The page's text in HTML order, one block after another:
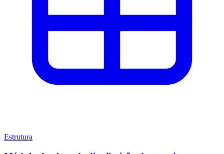
Estrutura